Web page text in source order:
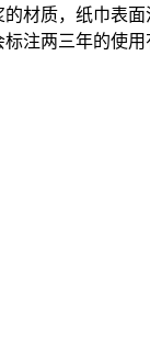
质，纸巾表面
两三年的使用